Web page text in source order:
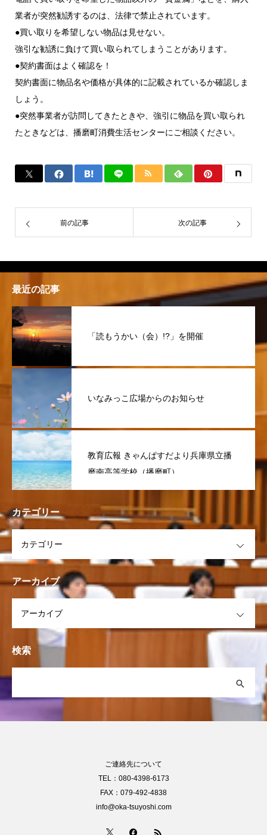
業者が突然勧誘するのは、法律で禁止されています。
●買い取りを希望しない物品は見せない。
強引な勧誘に負けて買い取られてしまうことがあります。
●契約書面はよく確認を！
契約書面に物品名や価格が具体的に記載されているか確認しま
しょう。
●突然事業者が訪問してきたときや、強引に物品を買い取られ
たときなどは、播磨町消費生活センターにご相談ください。
前の記事 次の記事
最近の記事
「読もうかい（会）!?」を開催
いなみっこ広場からのお知らせ
教育広報 きゃんぱすだより兵庫県立播
磨南高等学校（播磨町）
カテゴリー
アーカイブ
検索
ご連絡先について
TEL：080-4398-6173
FAX：079-492-4838
info@oka-tsuyoshi.com